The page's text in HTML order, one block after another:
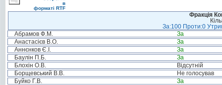
в
форматі RTF
Фракція
За:100 Проти:0
Абрамов Ф.М.
За
Анастасієв В.О.
За
Аннєнков Є.І.
За
Баулін П.Б.
За
Блохін О.В.
Відсутній
Борщевський В.В.
Не голосував
Буйко Г.В.
За